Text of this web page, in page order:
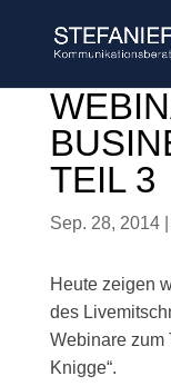
TEIL 3
Sep. 28, 2014|
Heute zeigen
des
Webinare zum
Knigge“.